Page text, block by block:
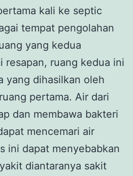
kali ke septic
tempat pengolahan
yang kedua
resapan, ruang kedua ini
yang dihasilkan oleh
pertama. Air dari
dan membawa bakteri
mencemari air
ini dapat menyebabkan
diantaranya sakit